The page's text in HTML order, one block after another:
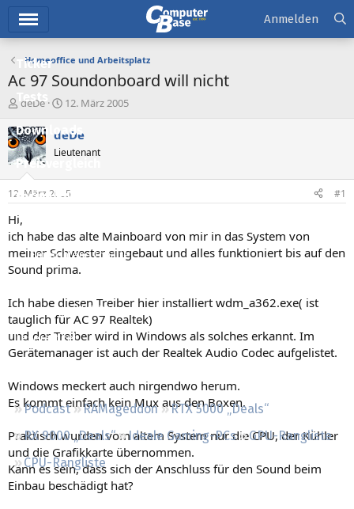
Ticker
Tests
Downloads
Preisvergleich
Forum
Aktuelles
Empfohlene Inhalte
Neueste Aktivitäten
Leserartikel
Podcast RAMageddon
RTX 5000 „Deals“
RX 9000 „Deals“
Ideale Gaming-PCs
GPU-Rangliste
CPU-Rangliste
Anmelden
Homeoffice und Arbeitsplatz
Ac 97 Soundonboard will nicht
E
s
t
e
e
deDe
E
s
e
t
12. März 2005
deDe
Lieutenant
12. März 2005 #1
Hi,
ich habe das alte Mainboard von mir in das System von
meiner Schwester eingebaut und alles funktioniert bis auf den
Sound prima.
Ich habe diesen Treiber hier installiert wdm_a362.exe( ist
tauglich für AC 97 Realtek)
und der Treiber wird in Windows als solches erkannt. Im
Gerätemanager ist auch der Realtek Audio Codec aufgelistet.
Windows meckert auch nirgendwo herum.
Es kommt einfach kein Mux aus den Boxen.
Praktisch wurden vom altem System nur die CPU, der Kühler
und die Grafikkarte übernommen.
Kann es sein, dass sich der Anschluss für den Sound beim
Einbau beschädigt hat?